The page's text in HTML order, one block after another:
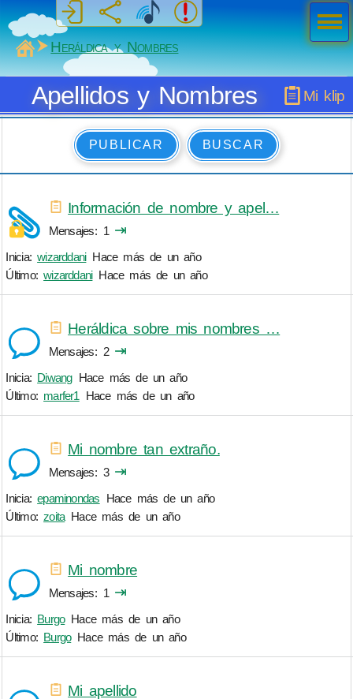
MiSabueso
Heráldica y Nombres
Mi klip
Apellidos y Nombres
PUBLICAR BUSCAR
Información de nombre y apel…
Mensajes 1 ⇥
Inicia:wizarddani Hace más de un año
Último:wizarddani Hace más de un año
Heráldica sobre mis nombres …
Mensajes 2 ⇥
Inicia: Diwang Hace más de un año
Último: marfer1 Hace más de un año
Mi nombre tan extraño.
Mensajes 3 ⇥
Inicia:epaminondas Hace más de un año
Último:zoita Hace más de un año
Mi nombre
Mensajes 1 ⇥
Inicia: Burgo Hace más de un año
Último: Burgo Hace más de un año
Mi apellido
Men
ú